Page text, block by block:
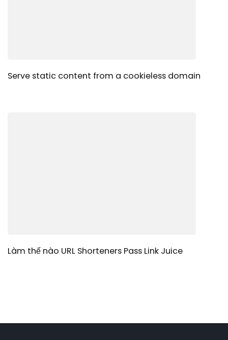
Serve static content from a cookieless domain
Làm thế nào URL Shorteners Pass Link Juice